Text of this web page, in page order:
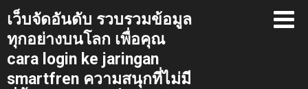
Skip
to
content
เว็บจัดอันดับ รวบรวมข้อมูล
ทุกอย่างบนโลก เพื่อคุณ
cara login ke jaringan
smartfren ความสนุกที่ไม่มี